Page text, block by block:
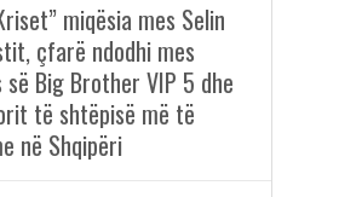
miqësia mes Selin
çfarë ndodhi mes
Big Brother VIP 5 dhe
të shtëpisë më të
në Shqipëri